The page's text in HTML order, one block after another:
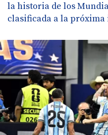
la historia de los
clasificada a la próxima